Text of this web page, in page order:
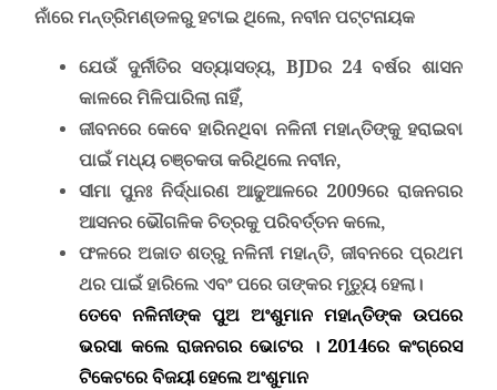
ନାଁରେ ମନ୍ତ୍ରିମଣ୍ଡଳରୁ ହଟାଇ ଥିଲେ, ନବୀନ ପଟ୍ଟନାୟକ
ଯେଉଁ ଦୁର୍ନୀତିର ସତ୍ୟାସତ୍ୟ, BJDର 24 ବର୍ଷର ଶାସନ
କାଳରେ ମିଳିପାରିଲା ନାହିଁ,
ଜୀବନରେ କେବେ ହାରିନଥିବା ନଳିନୀ ମହାନ୍ତିଙ୍କୁ ହରାଇବା
ପାଇଁ ମଧ୍ୟ ଚଞ୍ଚକତା କରିଥିଲେ ନବୀନ,
ସୀମା ପୁନଃ ନିର୍ଦ୍ଧାରଣ ଆଢୁଆଳରେ 2009ରେ ରାଜନଗର
ଆସନର ଭୌଗଳିକ ଚିତ୍ରକୁ ପରିବର୍ତ୍ତନ କଲେ,
ଫଳରେ ଅଜାତ ଶତ୍ରୁ ନଳିନୀ ମହାନ୍ତି, ଜୀବନରେ ପ୍ରଥମ
ଥର ପାଇଁ ହାରିଲେ ଏବଂ ପରେ ତାଙ୍କର ମୃତ୍ୟୁ ହେଲା।
ତେବେ ନଳିନୀଙ୍କ ପୁଅ ଅଂଶୁମାନ ମହାନ୍ତିଙ୍କ ଉପରେ
ଭରସା କଲେ ରାଜନଗର ଭୋଟର । 2014ରେ କଂଗ୍ରେସ
ଟିକେଟରେ ବିଜୟୀ ହେଲେ ଅଂଶୁମାନ